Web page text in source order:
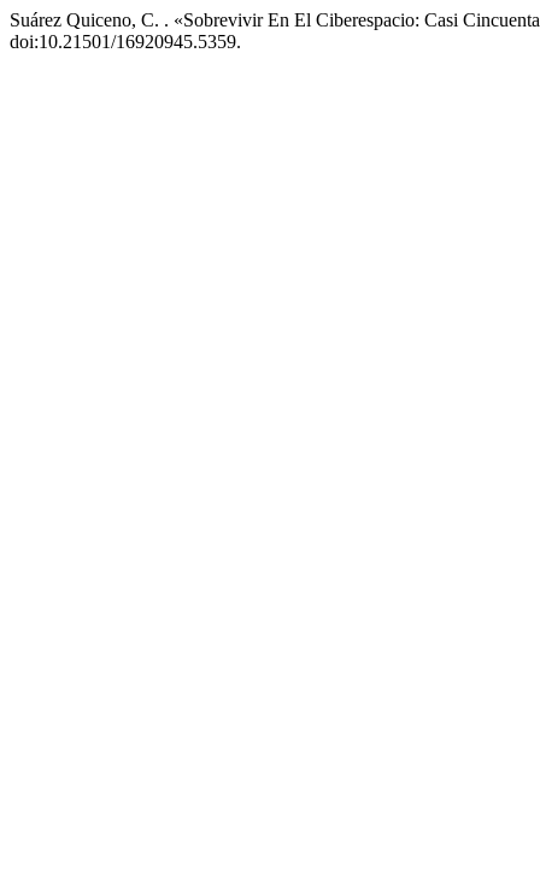
Suárez Quiceno, C. . «Sobrevivir En El Ciberespacio: Casi
doi:10.21501/16920945.5359.